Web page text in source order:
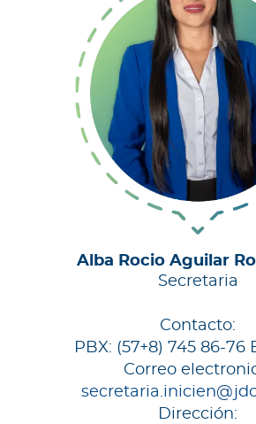
Alba Rocio Aguilar
Secretaria
Contacto:
PBX: (57+8) 745 86-76
Correo
Dirección: